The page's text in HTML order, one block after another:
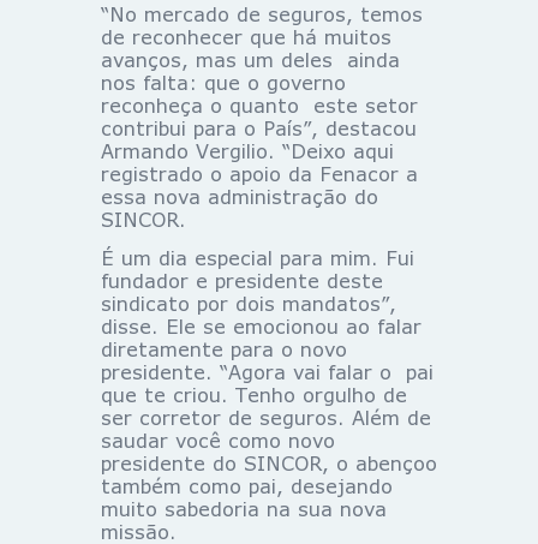
“No mercado de seguros, temos
de reconhecer que há muitos
avanços, mas um deles ainda
nos falta: que o governo
reconheça o quanto este setor
contribui para o País”, destacou
Armando Vergilio. “Deixo aqui
registrado o apoio da Fenacor a
essa nova administração do
SINCOR.
É um dia especial para mim. Fui
fundador e presidente deste
sindicato por dois mandatos”,
disse. Ele se emocionou ao falar
diretamente para o novo
presidente. “Agora vai falar o pai
que te criou. Tenho orgulho de
ser corretor de seguros. Além de
saudar você como novo
presidente do SINCOR, o abençoo
também como pai, desejando
muito sabedoria na sua nova
missão.